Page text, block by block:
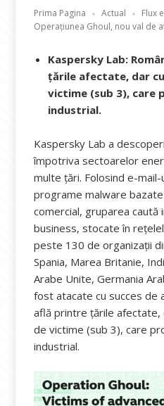
Prima Pagina Actual Flux
Operațiunea Ghoul, nou val de
Kaspersky Lab:
țările afectate, dar
victime (sub 3), care
industrial.
Kaspersky Lab a
împotriva sectoarelor
multe țări. Folosind e-mail-
programe malware
comercial, gruparea
business, stocate în
peste 130 de organizații
Spania, Marea Britanie,
Arabe Unite, Germania
fost atacate cu succes de
află printre țările afectate,
de victime (sub 3), care
industrial.